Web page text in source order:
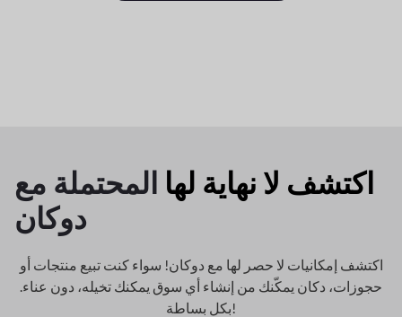
اكتشف لا نهاية لها المحتملة مع
دوكان
اكتشف إمكانيات لا حصر لها مع دوكان! سواء كنت تبيع منتجات أو
حجوزات، دكان يمكّنك من إنشاء أي سوق يمكنك تخيله، دون عناء.
بكل بساطة!